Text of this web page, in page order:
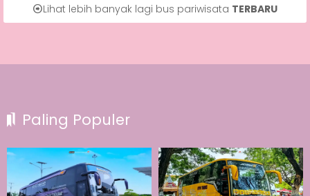
Lihat lebih banyak lagi bus pariwisata TERBARU
Paling Populer